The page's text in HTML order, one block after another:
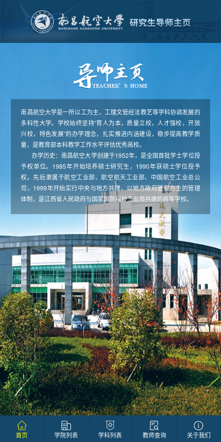
南昌航空大学是一所以工为主，工理文管经法教艺等学科协调发展的
多科性大学。学校始终坚持“育人为本，质量立校，人才强校，开放
兴校，特色发展”的办学理念，扎实推进内涵建设，稳步提高教学质
量，是教育部本科教学工作水平评估优秀高校。
办学历史：南昌航空大学创建于1952年，是全国首批学士学位授
予权单位。1985年开始培养硕士研究生，1990年获硕士学位授予
权。先后隶属于航空工业部、航空航天工业部、中国航空工业总公
司，1999年开始实行中央与地方共建、以地方政府管理为主的管理
体制，是江西省人民政府与国家国防科技工业局共建的高等学校。
首页 学院列表 学科列表 教师查询 关于我们